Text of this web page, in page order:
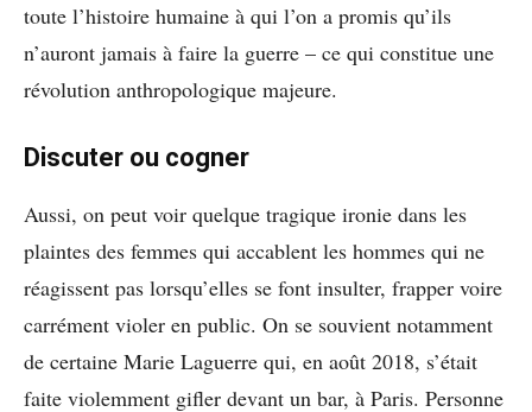
toute l’histoire humaine à qui l’on a promis qu’ils
n’auront jamais à faire la guerre – ce qui constitue une
révolution anthropologique majeure.
Discuter ou cogner
Aussi, on peut voir quelque tragique ironie dans les
plaintes des femmes qui accablent les hommes qui ne
réagissent pas lorsqu’elles se font insulter, frapper voire
carrément violer en public. On se souvient notamment
de certaine Marie Laguerre qui, en août 2018, s’était
faite violemment gifler devant un bar, à Paris. Personne